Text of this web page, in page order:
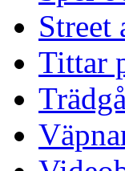
Street
Tittar